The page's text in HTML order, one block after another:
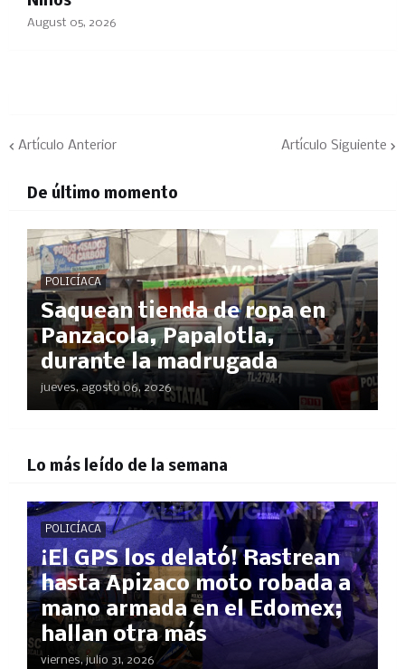
August 05, 2026
Artículo Anterior Artículo Siguiente
De último momento
POLICÍACA
Saquean tienda de ropa en
Panzacola, Papalotla,
durante la madrugada
jueves, agosto 06, 2026
Lo más leído de la semana
POLICÍACA
¡El GPS los delató! Rastrean
hasta Apizaco moto robada a
mano armada en el Edomex;
hallan otra más
viernes, julio 31, 2026